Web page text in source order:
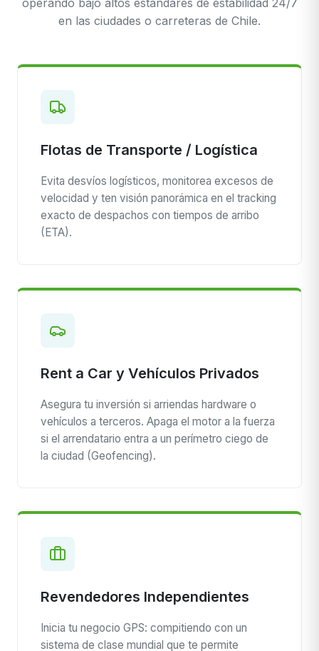
operando bajo altos estándares de estabilidad 24/7
en las ciudades o carreteras de Chile.
Flotas de Transporte / Logística
Evita desvíos logísticos, monitorea excesos de
velocidad y ten visión panorámica en el tracking
exacto de despachos con tiempos de arribo
(ETA).
Rent a Car y Vehículos Privados
Asegura tu inversión si arriendas hardware o
vehículos a terceros. Apaga el motor a la fuerza
si el arrendatario entra a un perímetro ciego de
la ciudad (Geofencing).
Revendedores Independientes
Inicia tu negocio GPS: compitiendo con un
sistema de clase mundial que te permite